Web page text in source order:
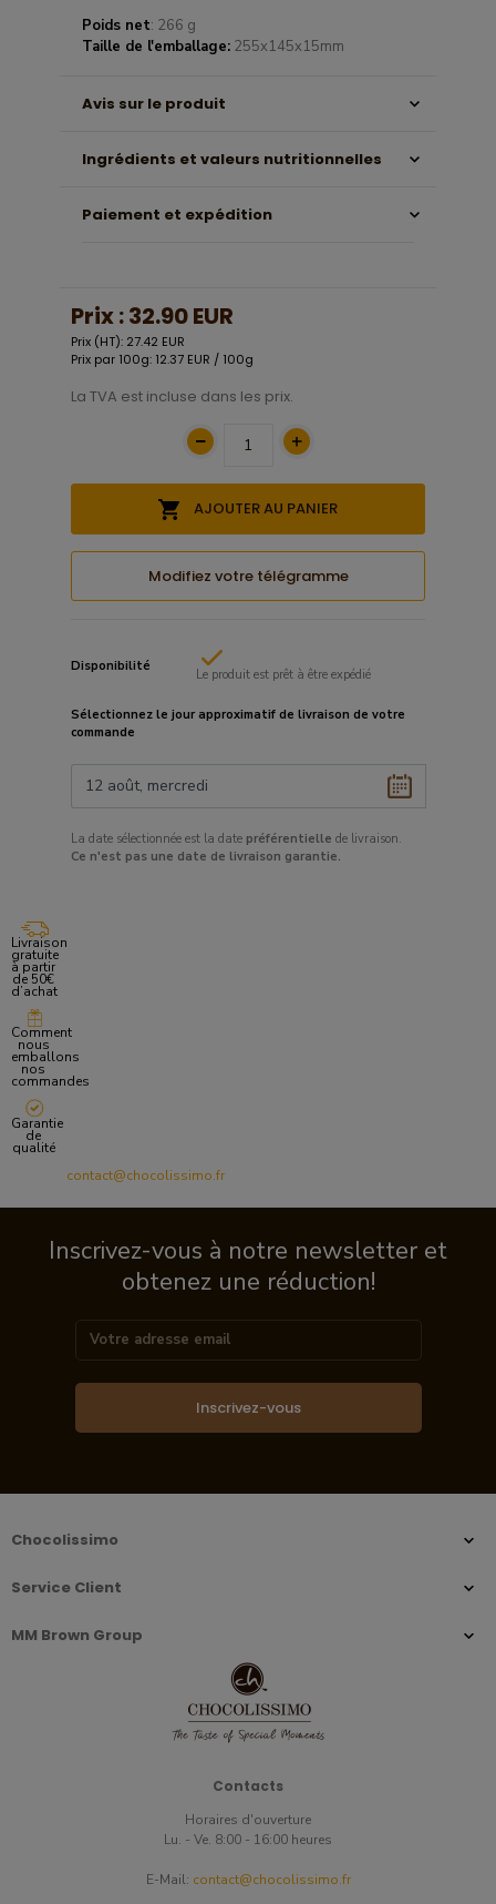
Poids net: 266 g
Taille de l'emballage: 255x145x15mm
Avis sur le produit
Ingrédients et valeurs nutritionnelles
Paiement et expédition
Prix :32.90 EUR
Prix (HT): 27.42 EUR
Prix par 100g: 12.37 EUR / 100g
La TVA est incluse dans les prix.
AJOUTER AU PANIER
Modifiez votre télégramme
Disponibilité
Le produit est prêt à être expédié
Sélectionnez le jour approximatif de livraison de votre
commande
La date sélectionnée est la date préférentielle de livraison.
Ce n'est pas une date de livraison garantie.
Livraison
gratuite
à partir
de 50€
d’achat
Comment
nous
emballons
nos
commandes
Garantie
de
qualité
contact@chocolissimo.fr
Inscrivez-vous à notre newsletter et
obtenez une réduction!
Inscrivez-vous
Chocolissimo
Service Client
MM Brown Group
Contacts
Horaires d'ouverture
Lu. - Ve. 8:00 - 16:00 heures
E-Mail: contact@chocolissimo.fr